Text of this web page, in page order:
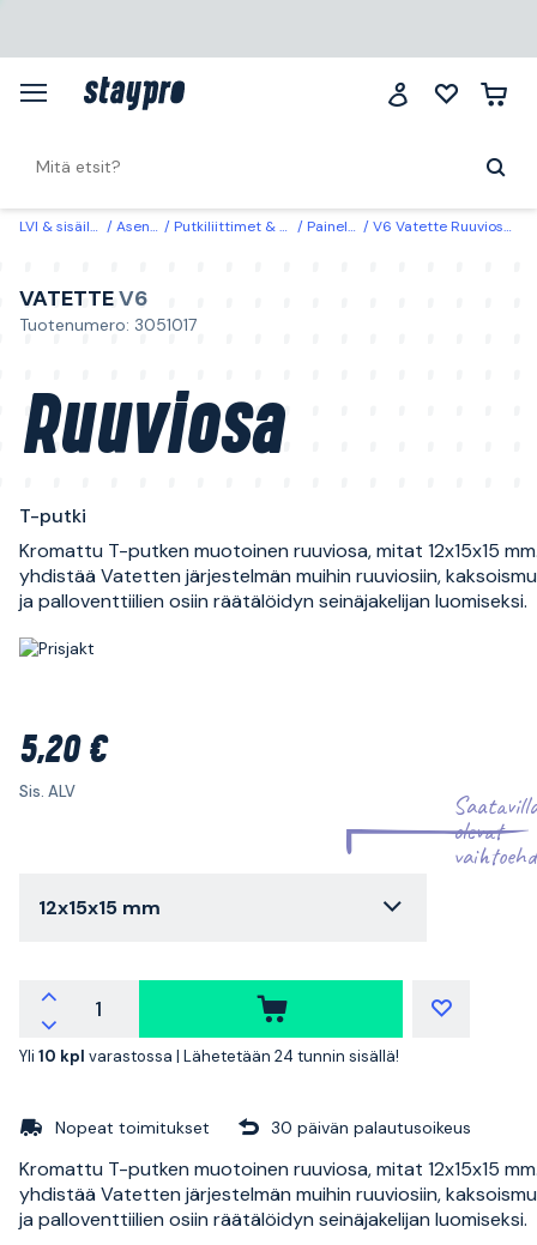
LVI & sisäilma Asennus Putkiliittimet & adapterit Paineliittimet V6 Vatette Ruuviosa T-putki 12x15x15 mm
VATETTEV6
Tuotenumero: 3051017
Ruuviosa
T-putki
Kromattu T-putken muotoinen ruuviosa, mitat 12x15x15
yhdistää Vatetten järjestelmän muihin ruuviosiin,
ja palloventtiilien osiin räätälöidyn seinäjakelijan luomiseksi.
5,20 €
Sis. ALV
olevat
12x15x15 mm
Yli 10 kpl varastossa | Lähetetään 24 tunnin sisällä!
Nopeat toimitukset 30 päivän palautusoikeus
Kromattu T-putken muotoinen ruuviosa, mitat 12x15x15
yhdistää Vatetten järjestelmän muihin ruuviosiin,
ja palloventtiilien osiin räätälöidyn seinäjakelijan luomiseksi.